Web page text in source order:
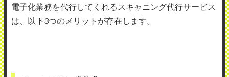
電子化業務を代行してくれるスキャニング代行サービス
は、以下3つのメリットが存在します。